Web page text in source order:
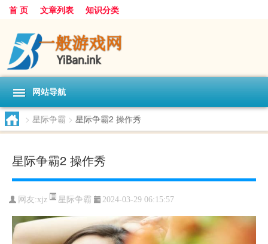
首 页 文章列表 知识分类
网站导航
> 星际争霸 > 星际争霸2 操作秀
星际争霸2 操作秀
网友:xjz 星际争霸 2024-03-29 06:15:57